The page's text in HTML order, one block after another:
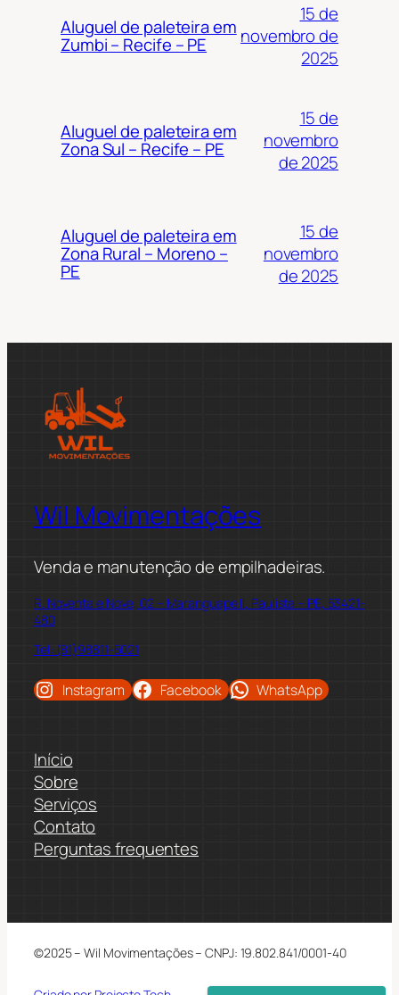
Aluguel de paleteira em
Zumbi – Recife – PE
15 de
novembro de
2025
Aluguel de paleteira em
Zona Sul – Recife – PE
15 de
novembro
de 2025
Aluguel de paleteira em
Zona Rural – Moreno –
PE
15 de
novembro
de 2025
Wil Movimentações
Venda e manutenção de empilhadeiras.
R. Noventa e Nove, 02 – Maranguape II, Paulista – PE, 53421-
480
Tel: (81)98811-5021
Instagram Facebook WhatsApp
Início
Sobre
Serviços
Contato
Perguntas frequentes
©2025 – Wil Movimentações – CNPJ: 19.802.841/0001-40